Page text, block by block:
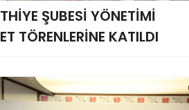
ŞUBESİ YÖNETİMİ
TÖRENLERİNE KATILDI